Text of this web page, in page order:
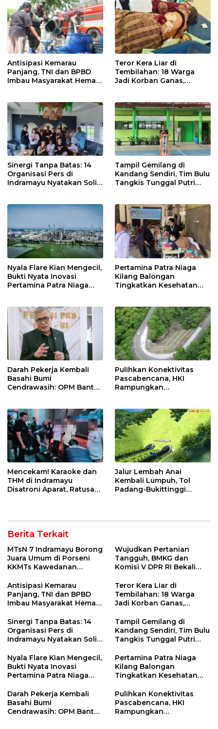
Antisipasi Kemarau
Panjang, TNI dan BPBD
Imbau Masyarakat Hemat
Teror Kera Liar di
Tembilahan: 18 Warga
Jadi Korban Ganas,
Sinergi Tanpa Batas: 14
Organisasi Pers di
Indramayu Nyatakan Solid
Tampil Gemilang di
Kandang Sendiri, Tim Bulu
Tangkis Tunggal Putri
Jatibarang 2026
Nyala Flare Kian Mengecil,
Bukti Nyata Inovasi
Pertamina Patra Niaga
Pertamina Patra Niaga
Kilang Balongan
Tingkatkan Kesehatan
Rutin dan Edukasi
Perawatan Gigi
Darah Pekerja Kembali
Basahi Bumi
Cendrawasih: OPM Bantai
Pulihkan Konektivitas
Pascabencana, HKI
Rampungkan
Mencekam! Karaoke dan
THM di Indramayu
Disatroni Aparat, Ratusan
Jalur Lembah Anai
Kembali Lumpuh, Tol
Padang-Bukittinggi
Berita Terkait
MTsN 7 Indramayu Borong
Juara Umum di Porseni
KKMTs Kawedanan
Wujudkan Pertanian
Tangguh, BMKG dan
Komisi V DPR RI Bekali
Sekolah Lapang Iklim
Antisipasi Kemarau
Panjang, TNI dan BPBD
Imbau Masyarakat Hemat
Kebakaran
Teror Kera Liar di
Tembilahan: 18 Warga
Jadi Korban Ganas,
12 Jahitan!
Sinergi Tanpa Batas: 14
Organisasi Pers di
Indramayu Nyatakan Solid
Tampil Gemilang di
Kandang Sendiri, Tim Bulu
Tangkis Tunggal Putri
Juara Porseni KKMTs
Jatibarang 2026
Nyala Flare Kian Mengecil,
Bukti Nyata Inovasi
Pertamina Patra Niaga
Net Zero Emission 2060
Pertamina Patra Niaga
Kilang Balongan
Tingkatkan Kesehatan
Pemeriksaan Kesehatan
Rutin dan Edukasi
Perawatan Gigi
Darah Pekerja Kembali
Basahi Bumi
Cendrawasih: OPM Bantai
Pulihkan Konektivitas
Pascabencana, HKI
Rampungkan